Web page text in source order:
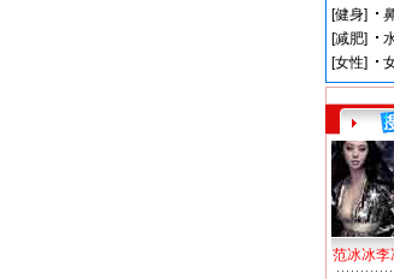
范冰冰李